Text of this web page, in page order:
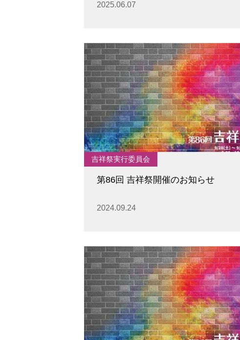
2025.06.07
吉祥祭実行委員会
第86回 吉祥祭開催のお知らせ
2024.09.24